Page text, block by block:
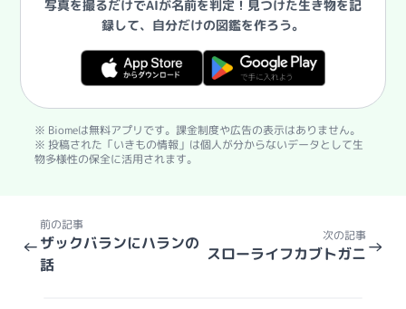
写真を撮るだけでAIが名前を判定！ 見つけた生き物を記
録して、自分だけの図鑑を作ろう。
※ Biomeは無料アプリです。課金制度や広告の表示はありません。
※ 投稿された「いきもの情報」は個人が分からないデータとして生
物多様性の保全に活用されます。
←
前の記事
ザックバランにハランの
話
次の記事
スローライフカブトガニ→